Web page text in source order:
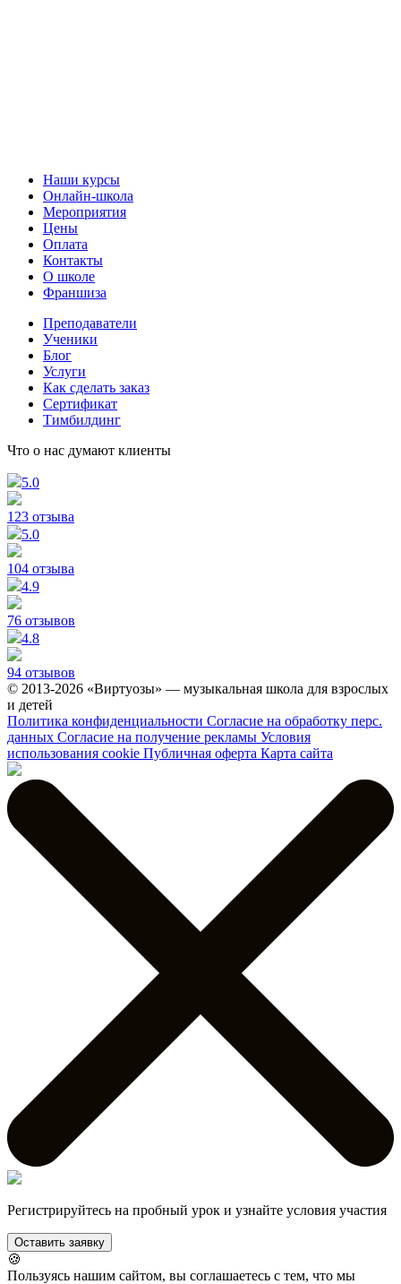
Наши курсы
Онлайн-школа
Мероприятия
Цены
Оплата
Контакты
О школе
Франшиза
Преподаватели
Ученики
Блог
Услуги
Как сделать заказ
Сертификат
Тимбилдинг
Что о нас думают клиенты
5.0
123 отзыва
5.0
104 отзыва
4.9
76 отзывов
4.8
94 отзывов
© 2013-2026 «Виртуозы» — музыкальная школа для взрослых
и детей
Политика конфиденциальности Согласие на обработку перс.
данных Согласие на получение рекламы Условия
использования cookie Публичная оферта Карта сайта
Регистрируйтесь на пробный урок и узнайте условия участия
Оставить заявку
🍪
Пользуясь нашим сайтом, вы соглашаетесь с тем, что мы